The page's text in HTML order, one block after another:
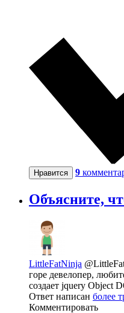
Нравится 9
Объясните,
LittleFatNinja
горе девелопер,
создает jquery Object
Ответ написан более
Комментировать